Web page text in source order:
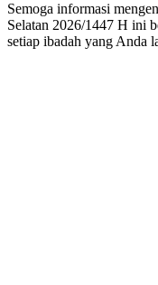
Semoga informasi
Selatan 2026/1447 H ini
setiap ibadah yang Anda